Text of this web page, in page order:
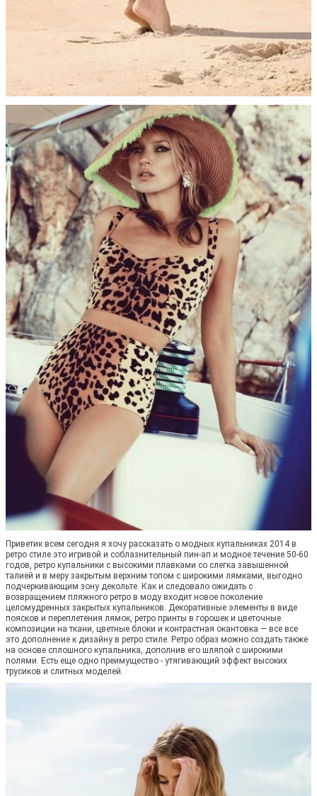
Приветик всем сегодня я хочу рассказать о модных купальниках 2014 в
ретро стиле.это игривой и соблазнительный пин-ап и модное течение 50-60
годов, ретро купальники с высокими плавками со слегка завышенной
талией и в меру закрытым верхним топом с широкими лямками, выгодно
подчеркивающим зону декольте. Как и следовало ожидать с
возвращением пляжного ретро в моду входит новое поколение
целомудренных закрытых купальников. Декоративные элементы в виде
поясков и переплетения лямок, ретро принты в горошек и цветочные
композиции на ткани, цветные блоки и контрастная окантовка — все все
это дополнение к дизайну в ретро стиле. Ретро образ можно создать также
на основе сплошного купальника, дополнив его шляпой с широкими
полями. Есть еще одно преимущество - утягивающий эффект высоких
трусиков и слитных моделей.